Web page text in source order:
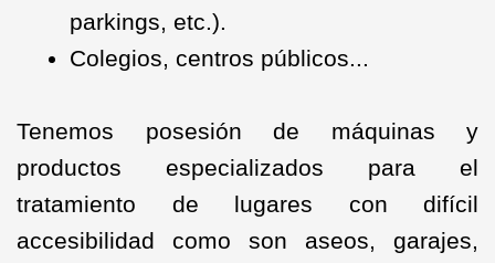
parkings, etc.).
Colegios, centros públicos...
Tenemos posesión de máquinas y
productos especializados para el
tratamiento de lugares con difícil
accesibilidad como son aseos, garajes,